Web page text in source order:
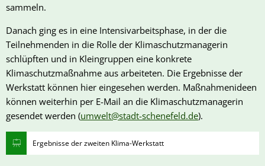
sammeln.
Danach ging es in eine Intensivarbeitsphase, in der die
Teilnehmenden in die Rolle der Klimaschutzmanagerin
schlüpften und in Kleingruppen eine konkrete
Klimaschutzmaßnahme aus arbeiteten. Die Ergebnisse der
Werkstatt können hier eingesehen werden. Maßnahmenideen
können weiterhin per E-Mail an die Klimaschutzmanagerin
gesendet werden (umwelt@stadt-schenefeld.de).
Ergebnisse der zweiten Klima-Werkstatt